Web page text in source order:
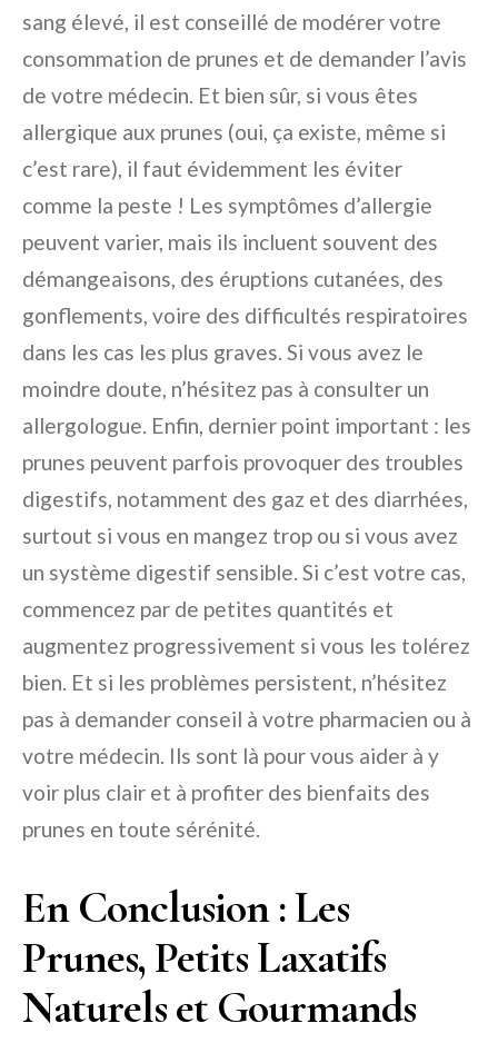
sang élevé, il est conseillé de modérer votre
consommation de prunes et de demander l’avis
de votre médecin. Et bien sûr, si vous êtes
allergique aux prunes (oui, ça existe, même si
c’est rare), il faut évidemment les éviter
comme la peste ! Les symptômes d’allergie
peuvent varier, mais ils incluent souvent des
démangeaisons, des éruptions cutanées, des
gonflements, voire des difficultés respiratoires
dans les cas les plus graves. Si vous avez le
moindre doute, n’hésitez pas à consulter un
allergologue. Enfin, dernier point important : les
prunes peuvent parfois provoquer des troubles
digestifs, notamment des gaz et des diarrhées,
surtout si vous en mangez trop ou si vous avez
un système digestif sensible. Si c’est votre cas,
commencez par de petites quantités et
augmentez progressivement si vous les tolérez
bien. Et si les problèmes persistent, n’hésitez
pas à demander conseil à votre pharmacien ou à
votre médecin. Ils sont là pour vous aider à y
voir plus clair et à profiter des bienfaits des
prunes en toute sérénité.
En Conclusion : Les
Prunes, Petits Laxatifs
Naturels et Gourmands